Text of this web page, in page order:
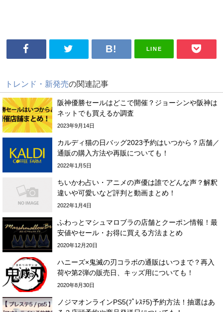
LINE
トレンド・新発売の関連記事
阪神優勝セールはどこで開催？ジョーシンや阪神は
ネットでも買えるか調査
2023年9月14日
カルディ猫の日バッグ2023予約はいつから？店舗／
通販の購入方法や再販についても！
2022年1月5日
ちいかわ占い・アニメの声優は誰でどんな声？解釈
違いや可愛いなど評判と動画まとめ！
2022年1月4日
ふわっとマシュマロブラの店舗とクーポン情報！最
安値やセール・お得に買える方法まとめ
2020年12月20日
ハニーズ×鬼滅の刃コラボの通販はいつまで？再入
荷や第2弾の販売日、キッズ用についても！
2020年8月30日
ノジマオンラインPS5(ﾌﾟﾚｽﾃ5)予約方法！抽選はあ